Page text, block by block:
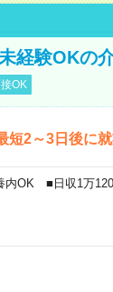
経験OKの
OK
2～3日後に就
OK ■日収1万